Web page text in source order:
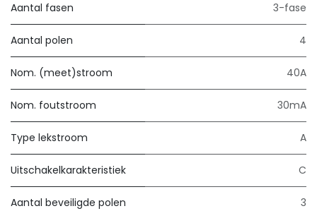
Aantal fasen 3-fase
Aantal polen 4
Nom. (meet)stroom 40A
Nom. foutstroom 30mA
Type lekstroom A
Uitschakelkarakteristiek C
Aantal beveiligde polen 3